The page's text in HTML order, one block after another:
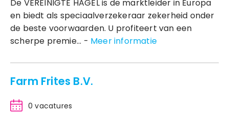
De VEREINIGTE HAGEL is de marktleider in Europa
en biedt als speciaalverzekeraar zekerheid onder
de beste voorwaarden. U profiteert van een
scherpe premie... - Meer informatie
Farm Frites B.V.
0 vacatures